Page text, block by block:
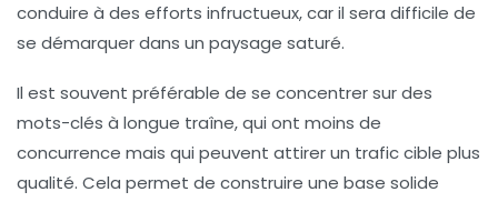
conduire à des efforts infructueux, car il sera difficile de
se démarquer dans un paysage saturé.
Il est souvent préférable de se concentrer sur des
mots-clés à longue traîne, qui ont moins de
concurrence mais qui peuvent attirer un trafic cible plus
qualité. Cela permet de construire une base solide